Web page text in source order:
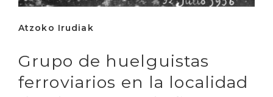
Atzoko Irudiak
Grupo de huelguistas
ferroviarios en la localidad